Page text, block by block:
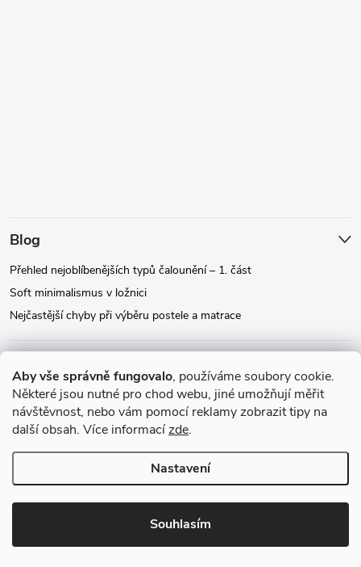
Aby vše správně fungovalo, používáme soubory cookie.
Některé jsou nutné pro chod webu, jiné umožňují měřit
návštěvnost, nebo vám pomocí reklamy zobrazit tipy na
další obsah. Více informacízde.
Nastavení
Souhlasím
Blog
Přehled nejoblíbenějších typů čalounění – 1. část
Soft minimalismus v ložnici
Nejčastější chyby při výběru postele a matrace
Instagram
Copyright 2026Relax-postele.cz. Všechna práva vyhrazena.Upravit
nastavení cookies